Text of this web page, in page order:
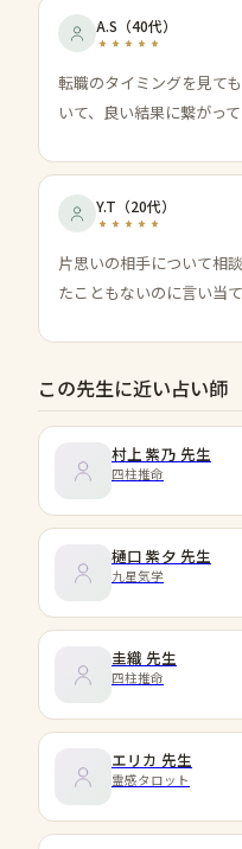
A.S （40代）
転職のタイミングを見て
いて、良い結果に繋がっ
Y.T （20代）
片思いの相手について相
たこともないのに言い当
この先生に近い占い師
村上 紫乃 先生
四柱推命
樋口 紫夕 先生
九星気学
圭織 先生
四柱推命
エリカ 先生
霊感タロット